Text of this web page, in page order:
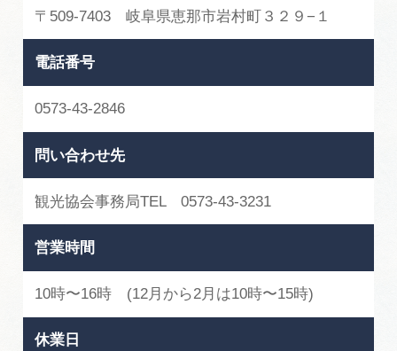
〒509-7403 岐阜県恵那市岩村町３２９−１
電話番号
0573-43-2846
問い合わせ先
観光協会事務局TEL 0573-43-3231
営業時間
10時〜16時 (12月から2月は10時〜15時)
休業日